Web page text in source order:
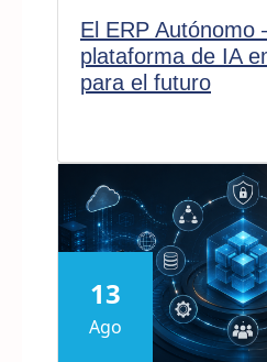
El ERP Autónomo
plataforma de IA
para el futuro
13
Ago